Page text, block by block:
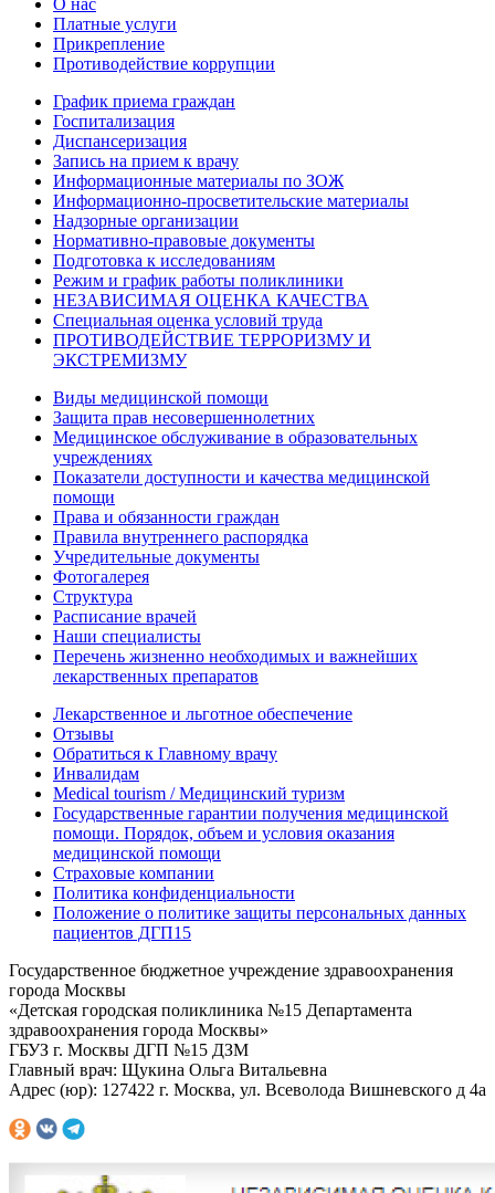
О нас
Платные услуги
Прикрепление
Противодействие коррупции
График приема граждан
Госпитализация
Диспансеризация
Запись на прием к врачу
Информационные материалы по ЗОЖ
Информационно-просветительские материалы
Надзорные организации
Нормативно-правовые документы
Подготовка к исследованиям
Режим и график работы поликлиники
НЕЗАВИСИМАЯ ОЦЕНКА КАЧЕСТВА
Специальная оценка условий труда
ПРОТИВОДЕЙСТВИЕ ТЕРРОРИЗМУ И
ЭКСТРЕМИЗМУ
Виды медицинской помощи
Защита прав несовершеннолетних
Медицинское обслуживание в образовательных
учреждениях
Показатели доступности и качества медицинской
помощи
Права и обязанности граждан
Правила внутреннего распорядка
Учредительные документы
Фотогалерея
Структура
Расписание врачей
Наши специалисты
Перечень жизненно необходимых и важнейших
лекарственных препаратов
Лекарственное и льготное обеспечение
Отзывы
Обратиться к Главному врачу
Инвалидам
Medical tourism / Медицинский туризм
Государственные гарантии получения медицинской
помощи. Порядок, объем и условия оказания
медицинской помощи
Страховые компании
Политика конфиденциальности
Положение о политике защиты персональных данных
пациентов ДГП15
Государственное бюджетное учреждение здравоохранения
города Москвы
«Детская городская поликлиника №15 Департамента
здравоохранения города Москвы»
ГБУЗ г. Москвы ДГП №15 ДЗМ
Главный врач: Щукина Ольга Витальевна
Адрес (юр): 127422 г. Москва, ул. Всеволода Вишневского д 4а